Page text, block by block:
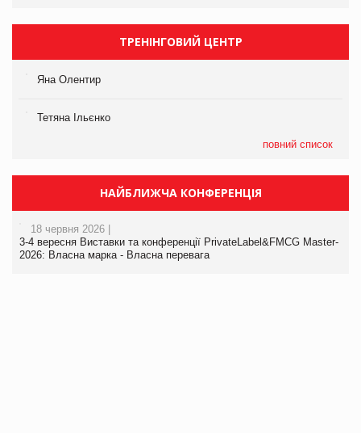
ТРЕНІНГОВИЙ ЦЕНТР
Яна Олентир
Тетяна Ільєнко
повний список
НАЙБЛИЖЧА КОНФЕРЕНЦІЯ
18 червня 2026 |
3-4 вересня Виставки та конференції PrivateLabel&FMCG Master-
2026: Власна марка - Власна перевага